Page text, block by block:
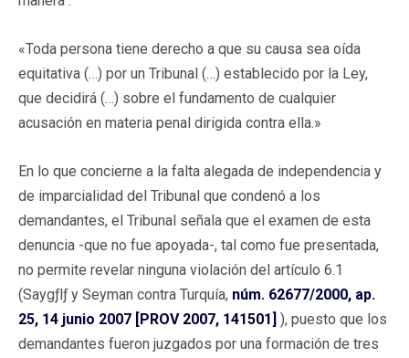
«Toda persona tiene derecho a que su causa sea oída
equitativa (…) por un Tribunal (…) establecido por la Ley,
que decidirá (…) sobre el fundamento de cualquier
acusación en materia penal dirigida contra ella.»
En lo que concierne a la falta alegada de independencia y
de imparcialidad del Tribunal que condenó a los
demandantes, el Tribunal señala que el examen de esta
denuncia -que no fue apoyada-, tal como fue presentada,
no permite revelar ninguna violación del artículo 6.1
(Saygƒlƒ y Seyman contra Turquía, núm. 62677/2000, ap.
25, 14 junio 2007 [PROV 2007, 141501] ), puesto que los
demandantes fueron juzgados por una formación de tres